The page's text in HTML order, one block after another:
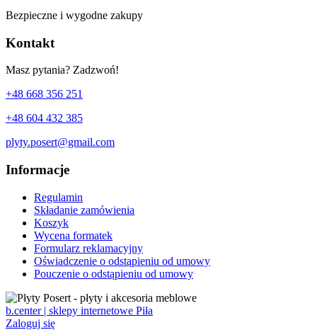
Bezpieczne i wygodne zakupy
Kontakt
Masz pytania? Zadzwoń!
+48 668 356 251
+48 604 432 385
plyty.posert@gmail.com
Informacje
Regulamin
Składanie zamówienia
Koszyk
Wycena formatek
Formularz reklamacyjny
Oświadczenie o odstąpieniu od umowy
Pouczenie o odstąpieniu od umowy
b.center | sklepy internetowe Piła
Zaloguj się